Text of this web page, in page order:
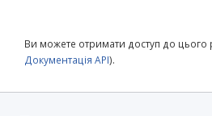
Ви можете отримати доступ до цього
Документація API).